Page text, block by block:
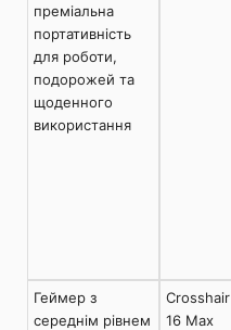
преміальна
портативність
для роботи,
подорожей та
щоденного
використання
Геймер з
середнім рівнем
Crosshair
16 Max